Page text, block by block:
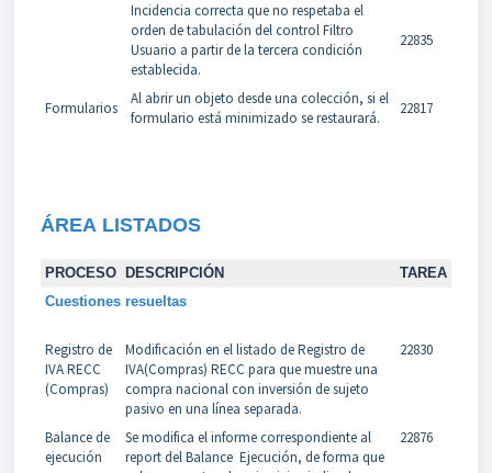
Incidencia correcta que no respetaba el
orden de tabulación del control Filtro
Usuario a partir de la tercera condición
establecida.
22835
Formularios
Al abrir un objeto desde una colección, si el
formulario está minimizado se restaurará.
22817
ÁREA LISTADOS
PROCESO DESCRIPCIÓN
TAREA
Cuestiones resueltas
Registro de
IVA RECC
(Compras)
Modificación en el listado de Registro de
IVA(Compras) RECC para que muestre una
compra nacional con inversión de sujeto
pasivo en una línea separada.
22830
Balance de
ejecución
Se modifica el informe correspondiente al
report del Balance Ejecución, de forma que
22876